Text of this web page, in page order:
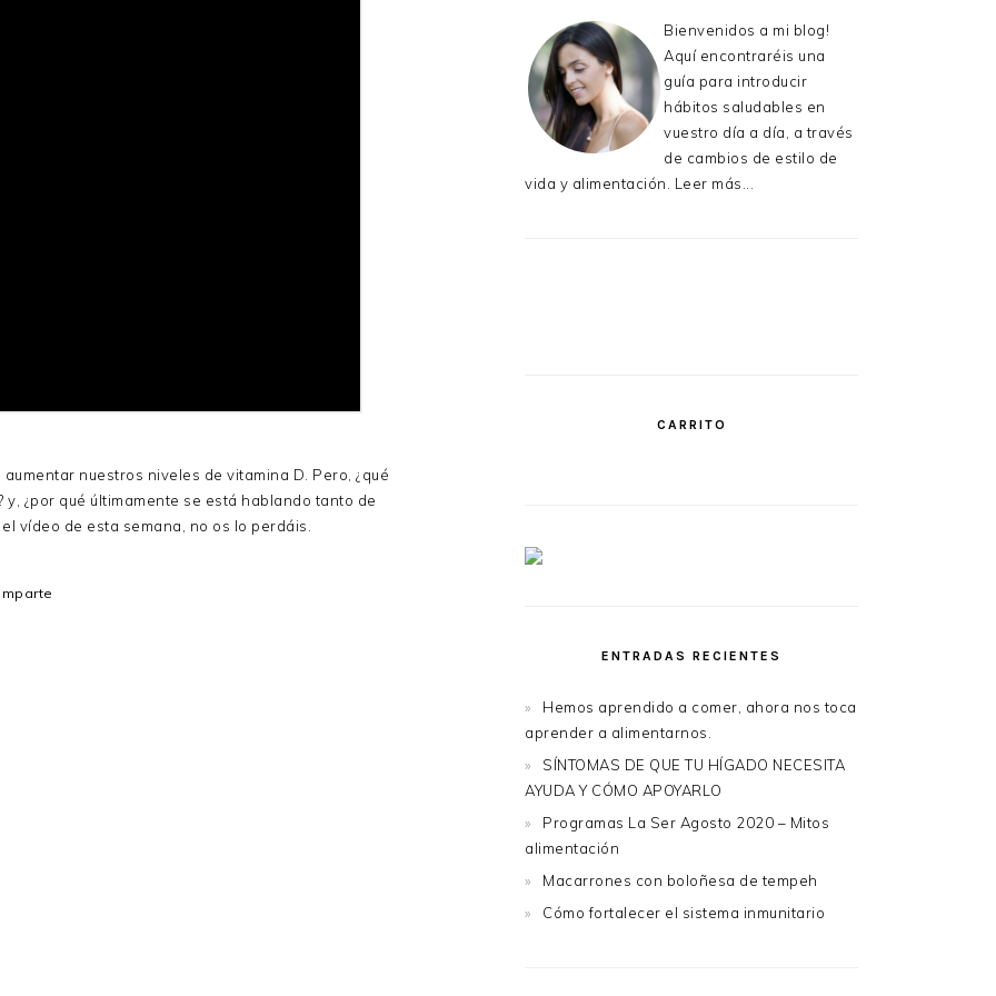
nuestros niveles de vitamina D. Pero, ¿qué
y, ¿por qué últimamente se está hablando tanto de
vídeo de esta semana, no os lo perdáis.
Bienvenidos a mi blog!
Aquí encontraréis una
guía para introducir
hábitos saludables en
vuestro día a día, a través
de cambios de estilo de
vida y alimentación. Leer más...
CARRITO
ENTRADAS RECIENTES
Hemos aprendido a comer, ahora nos toca
aprender a alimentarnos.
SÍNTOMAS DE QUE TU HÍGADO NECESITA
AYUDA Y CÓMO APOYARLO
Programas La Ser Agosto 2020 – Mitos
alimentación
Macarrones con boloñesa de tempeh
Cómo fortalecer el sistema inmunitario